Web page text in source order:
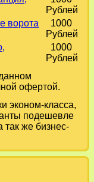
Рублей
ворота
1000
Рублей
1000
Рублей
офертой.
эконом-класса,
подешевле
же бизнес-